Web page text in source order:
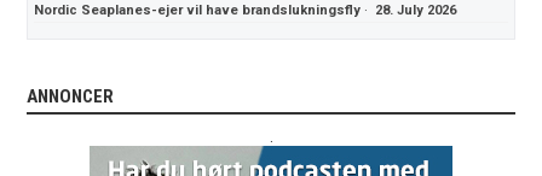
Nordic Seaplanes-ejer vil have brandslukningsfly · 28. July 2026
ANNONCER